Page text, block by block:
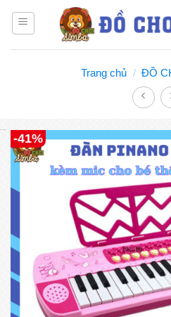
Trang chủ / ĐỒ
-41%